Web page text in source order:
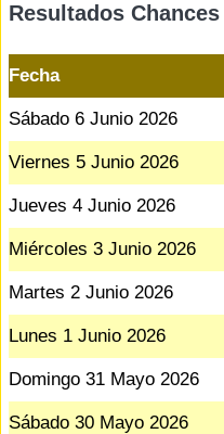
Resultados
Fecha
Sábado 6 Junio 2026
Viernes 5 Junio 2026
Jueves 4 Junio 2026
Miércoles 3 Junio 2026
Martes 2 Junio 2026
Lunes 1 Junio 2026
Domingo 31 Mayo 2026
Sábado 30 Mayo 2026